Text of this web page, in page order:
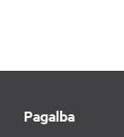
Pagalba